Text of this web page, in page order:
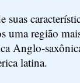
uma região
Anglo-
latina.